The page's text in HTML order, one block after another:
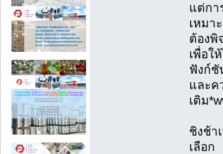
แต่กา
เหมา
ต้องพิ
เพื่อใ
ฟังก์ชั
และค
เติม
ชิงช้า
เลือก